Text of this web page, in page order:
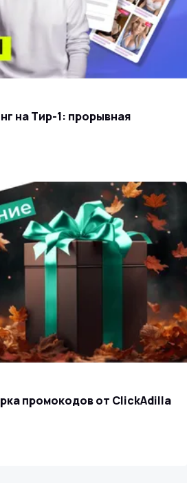
на Тир-1: прорывная
промокодов от ClickAdilla